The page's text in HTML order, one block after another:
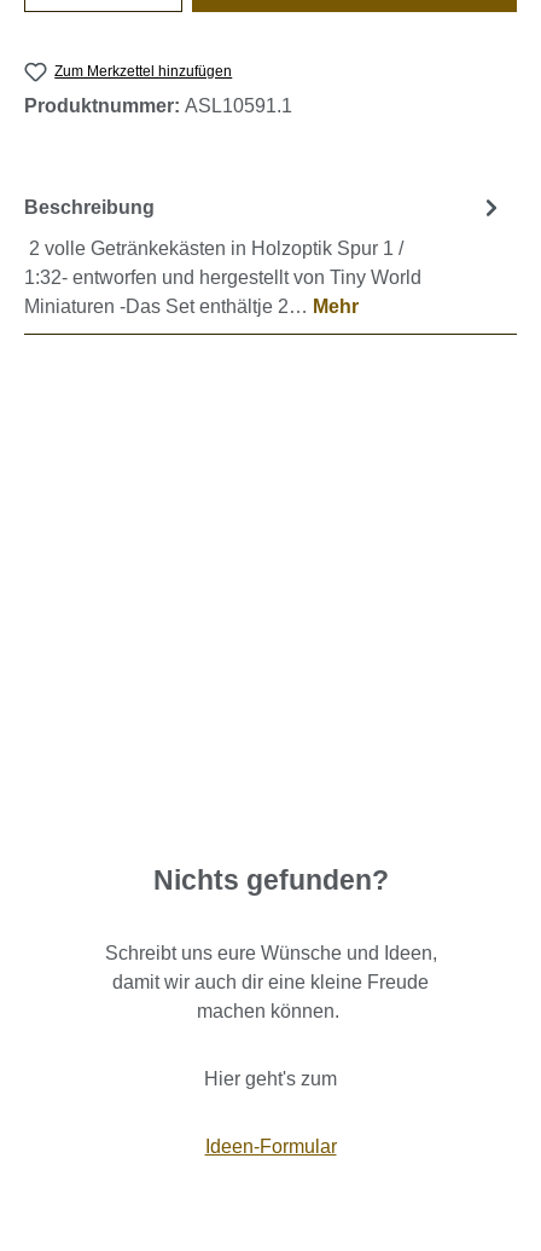
Zum Merkzettel hinzufügen
Produktnummer: ASL10591.1
Beschreibung
2 volle Getränkekästen in Holzoptik Spur 1 /
1:32- entworfen und hergestellt von Tiny World
Miniaturen -Das Set enthältje 2… Mehr
Nichts gefunden?
Schreibt uns eure Wünsche und Ideen,
damit wir auch dir eine kleine Freude
machen können.
Hier geht's zum
Ideen-Formular